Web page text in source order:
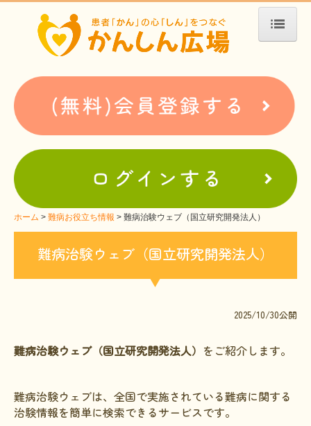
ホーム
患者会・支援団体紹介
疾患別検索
疾患分類検索
支援中ホームページ一例
子どもに関するコラム
就労に関するコラム
ホーム 難病お役立ち情報 難病治験ウェブ（国立研究開発法人）
難病治験ウェブ（国立研究開発法人）
2025/10/30公開
難病治験ウェブ（国立研究開発法人） をご紹介します。
難病治験ウェブは、全国で実施されている難病に関する
治験情報を簡単に検索できるサービスです。